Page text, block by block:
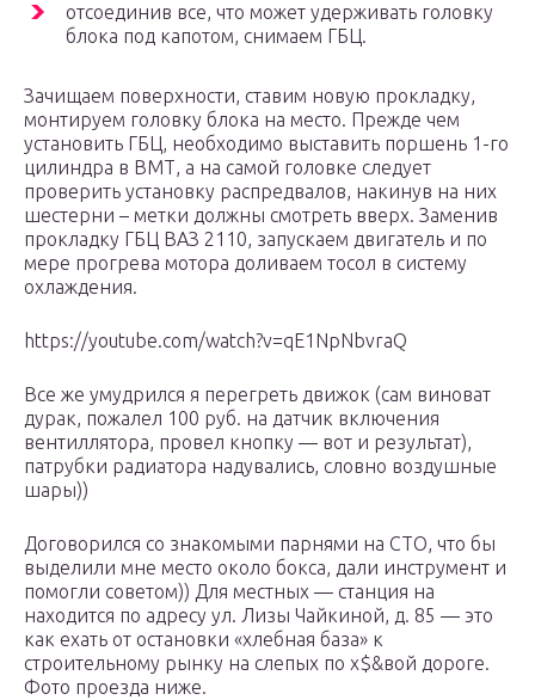
отсоединив все, что может удерживать головку
блока под капотом, снимаем ГБЦ.
Зачищаем поверхности, ставим новую прокладку,
монтируем головку блока на место. Прежде чем
установить ГБЦ, необходимо выставить поршень 1-го
цилиндра в ВМТ, а на самой головке следует
проверить установку распредвалов, накинув на них
шестерни – метки должны смотреть вверх. Заменив
прокладку ГБЦ ВАЗ 2110, запускаем двигатель и по
мере прогрева мотора доливаем тосол в систему
охлаждения.
https://youtube.com/watch?v=qE1NpNbvraQ
Все же умудрился я перегреть движок (сам виноват
дурак, пожалел 100 руб. на датчик включения
вентиллятора, провел кнопку — вот и результат),
патрубки радиатора надувались, словно воздушные
шары))
Договорился со знакомыми парнями на СТО, что бы
выделили мне место около бокса, дали инструмент и
помогли советом)) Для местных — станция на
находится по адресу ул. Лизы Чайкиной, д. 85 — это
как ехать от остановки «хлебная база» к
строительному рынку на слепых по х$&вой дороге.
Фото проезда ниже.